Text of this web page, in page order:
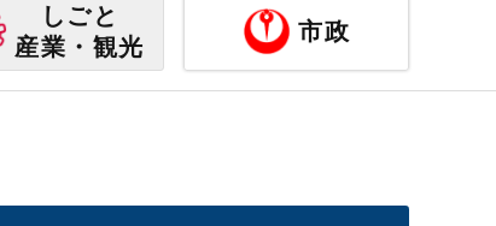
しごと
産業・観光
市政